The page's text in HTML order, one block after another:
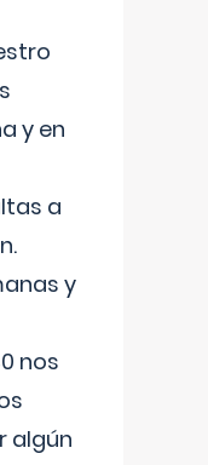
y en
a
y
nos
algún